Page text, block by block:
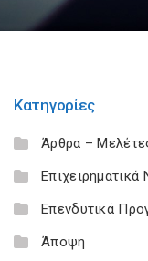
Κατηγορίες
Άρθρα –
Επιχειρηματικά
Επενδυτικά
Άποψη